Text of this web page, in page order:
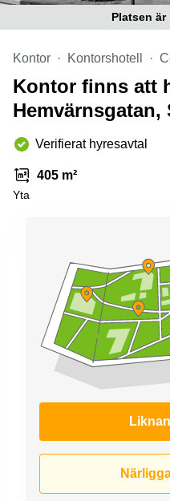
Platsen
Kontor Kontorshotell
Kontor finns att
Hemvärnsgatan,
Verifierat hyresavtal
405 m²
Yta